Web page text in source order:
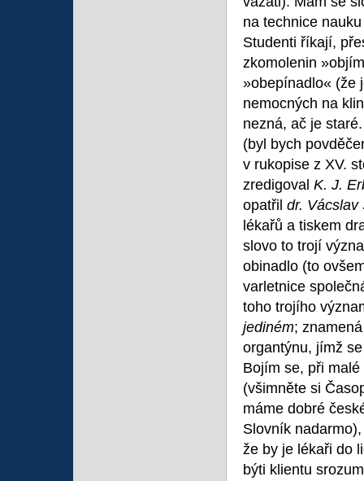
na technice
Studenti říkají,
zkomolenin
»obepínadlo« (že
nemocných na
nezná, ač je
(byl bych
v rukopise z XV.
zredigoval K. J.
opatřil dr.
lékařů a tiskem
slovo to trojí
obinadlo (to
varletnice
toho trojího
jediném;
organtýnu, jímž
Bojím se, při
(všimněte si
máme dobré
Slovník
že by je lékaři do
býti klientu